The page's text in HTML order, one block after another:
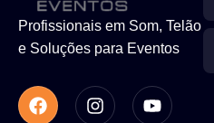
Profissionais em Som, Telão
e Soluções para Eventos